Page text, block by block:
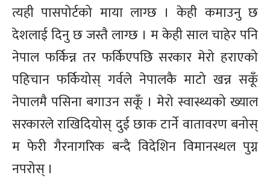
त्यही पासपोर्टको माया लाग्छ । केही कमाउनु छ
देशलाई दिनु छ जस्तै लाग्छ । म केही साल चाहेर पनि
नेपाल फर्किन्न तर फर्किएपछि सरकार मेरो हराएको
पहिचान फर्कियोस् गर्वले नेपालकै माटो खन्न सकूँ
नेपालमै पसिना बगाउन सकूँ । मेरो स्वास्थ्यको ख्याल
सरकारले राखिदियोस् दुई छाक टार्ने वातावरण बनोस्
म फेरी गैरनागरिक बन्दै विदेशिन विमानस्थल पुग्न
नपरोस् ।